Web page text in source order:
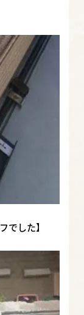
でした】